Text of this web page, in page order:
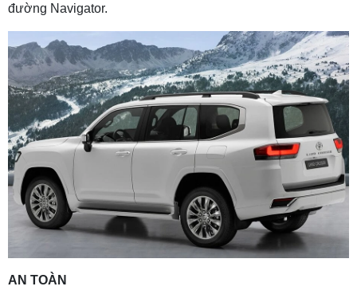
đường Navigator.
AN TOÀN